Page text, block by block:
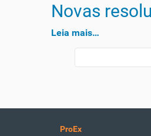
Novas
Leia mais…
ProEx